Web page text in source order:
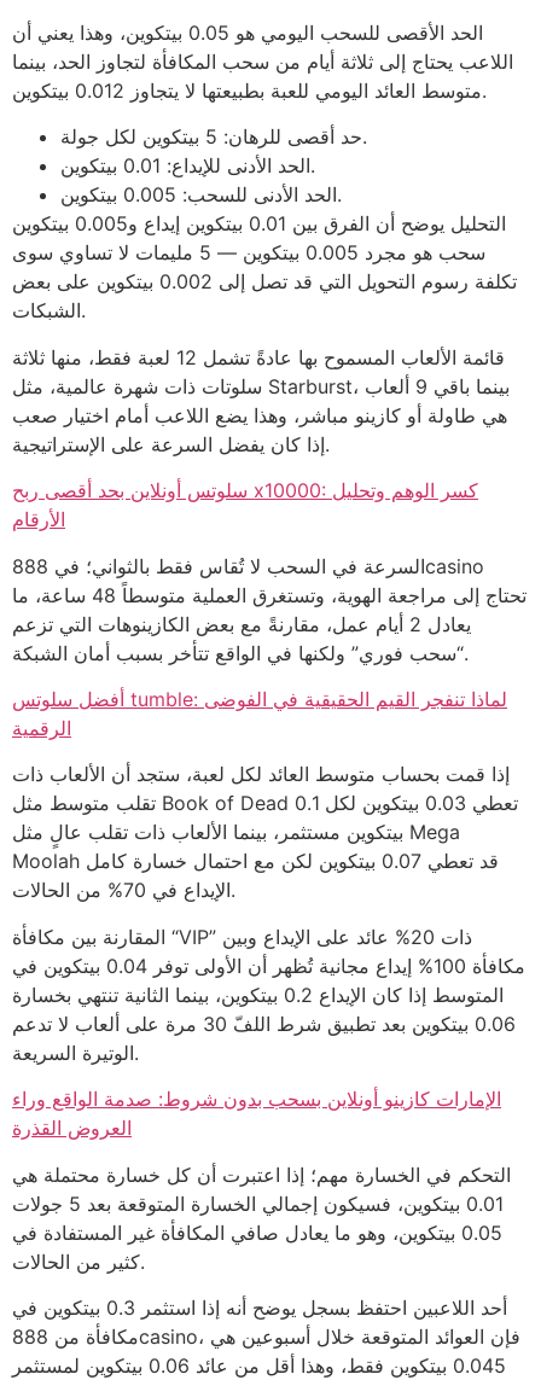
الحد الأقصى للسحب اليومي هو 0.05 بيتكوين، وهذا يعني أن
اللاعب يحتاج إلى ثلاثة أيام من سحب المكافأة لتجاوز الحد، بينما
متوسط العائد اليومي للعبة بطبيعتها لا يتجاوز 0.012 بيتكوين.
حد أقصى للرهان: 5 بيتكوين لكل جولة.
الحد الأدنى للإيداع: 0.01 بيتكوين.
الحد الأدنى للسحب: 0.005 بيتكوين.
التحليل يوضح أن الفرق بين 0.01 بيتكوين إيداع و0.005 بيتكوين
سحب هو مجرد 0.005 بيتكوين — 5 مليمات لا تساوي سوى
تكلفة رسوم التحويل التي قد تصل إلى 0.002 بيتكوين على بعض
الشبكات.
قائمة الألعاب المسموح بها عادةً تشمل 12 لعبة فقط، منها ثلاثة
سلوتات ذات شهرة عالمية، مثل Starburst، بينما باقي 9 ألعاب
هي طاولة أو كازينو مباشر، وهذا يضع اللاعب أمام اختيار صعب
إذا كان يفضل السرعة على الإستراتيجية.
سلوتس أونلاين بحد أقصى ربح x10000: كسر الوهم وتحليل
الأرقام
السرعة في السحب لا تُقاس فقط بالثواني؛ في 888casino
تحتاج إلى مراجعة الهوية، وتستغرق العملية متوسطاً 48 ساعة، ما
يعادل 2 أيام عمل، مقارنةً مع بعض الكازينوهات التي تزعم
“سحب فوري” ولكنها في الواقع تتأخر بسبب أمان الشبكة.
أفضل سلوتس tumble: لماذا تنفجر القيم الحقيقية في الفوضى
الرقمية
إذا قمت بحساب متوسط العائد لكل لعبة، ستجد أن الألعاب ذات
تقلب متوسط مثل Book of Dead تعطي 0.03 بيتكوين لكل 0.1
بيتكوين مستثمر، بينما الألعاب ذات تقلب عالٍ مثل Mega
Moolah قد تعطي 0.07 بيتكوين لكن مع احتمال خسارة كامل
الإيداع في 70% من الحالات.
المقارنة بين مكافأة “VIP” ذات 20% عائد على الإيداع وبين
مكافأة 100% إيداع مجانية تُظهر أن الأولى توفر 0.04 بيتكوين في
المتوسط إذا كان الإيداع 0.2 بيتكوين، بينما الثانية تنتهي بخسارة
0.06 بيتكوين بعد تطبيق شرط اللفّ 30 مرة على ألعاب لا تدعم
الوتيرة السريعة.
الإمارات كازينو أونلاين بسحب بدون شروط: صدمة الواقع وراء
العروض القذرة
التحكم في الخسارة مهم؛ إذا اعتبرت أن كل خسارة محتملة هي
0.01 بيتكوين، فسيكون إجمالي الخسارة المتوقعة بعد 5 جولات
0.05 بيتكوين، وهو ما يعادل صافي المكافأة غير المستفادة في
كثير من الحالات.
أحد اللاعبين احتفظ بسجل يوضح أنه إذا استثمر 0.3 بيتكوين في
مكافأة من 888casino، فإن العوائد المتوقعة خلال أسبوعين هي
0.045 بيتكوين فقط، وهذا أقل من عائد 0.06 بيتكوين لمستثمر